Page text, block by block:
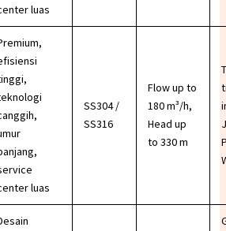
luas
luas
SS304 /
SS316
Flow up to
180 m³/h,
Head up
to 330 m